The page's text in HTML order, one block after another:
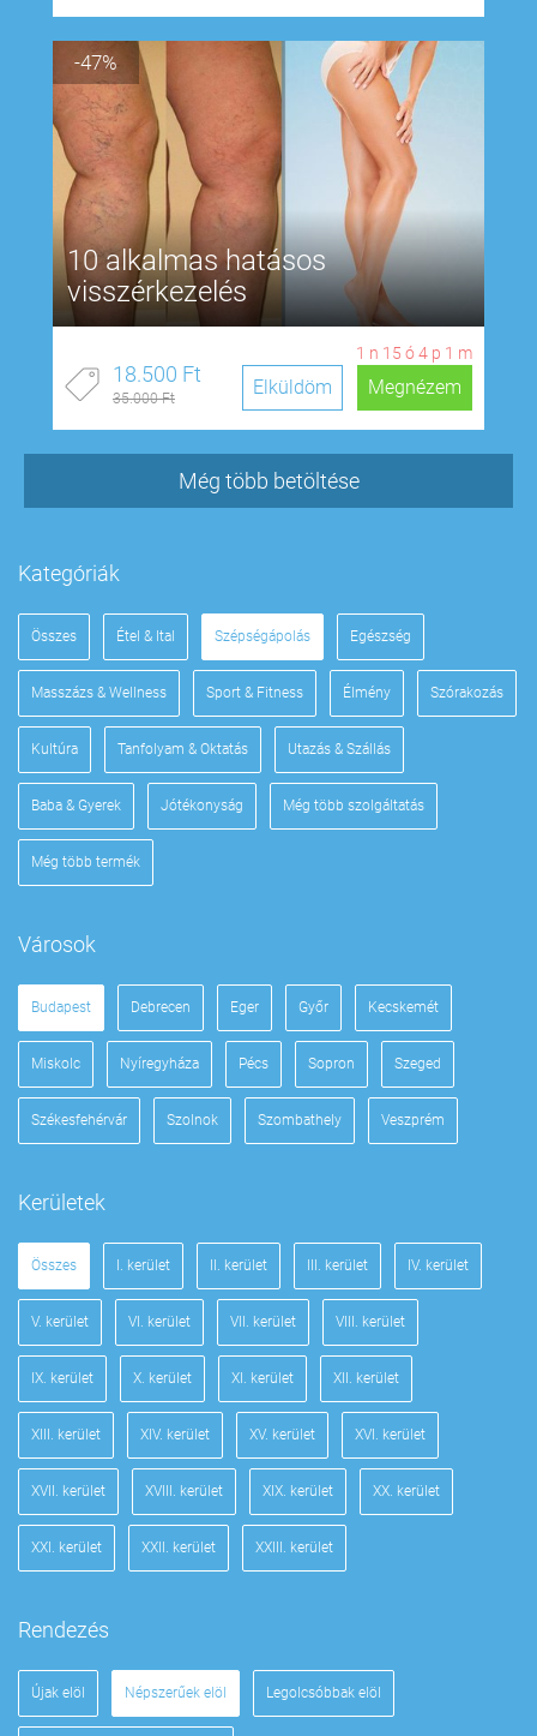
-47%
10 alkalmas hatásos
visszérkezelés
1 n 15 ó4 p 0 m
18.500 Ft
35.000 Ft Megnézem
Elküldöm
Még több betöltése
Kategóriák
Összes Étel & Ital Szépségápolás Egészség
Masszázs & Wellness Sport & Fitness Élmény Szórakozás
Kultúra Tanfolyam & Oktatás Utazás & Szállás
Baba & Gyerek Jótékonyság Még több szolgáltatás
Még több termék
Városok
Budapest Debrecen Eger Győr Kecskemét
Miskolc Nyíregyháza Pécs Sopron Szeged
Székesfehérvár Szolnok Szombathely Veszprém
Kerületek
Összes I. kerület II. kerület III. kerület IV. kerület
V. kerület VI. kerület VII. kerület VIII. kerület
IX. kerület X. kerület XI. kerület XII. kerület
XIII. kerület XIV. kerület XV. kerület XVI. kerület
XVII. kerület XVIII. kerület XIX. kerület XX. kerület
XXI. kerület XXII. kerület XXIII. kerület
Rendezés
Újak elöl Népszerűek elöl Legolcsóbbak elöl